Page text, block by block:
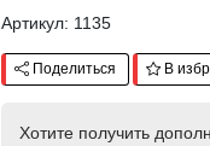
Артикул: 1135
Поделиться В
Хотите получить